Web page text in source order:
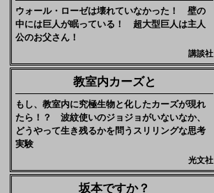
ウォール・ローゼは壊れていなかった！ 壁の
中には巨人が眠っている！ 超大型巨人は主人
公のお父さん！
講談社
教室内カーズと
もし、教室内に究極生物と化したカーズが現れ
たら！？ 波紋使いのジョジョがいないなか、
どうやって生き残るかを問うスリリングな思考
実験
光文社
坂本ですか？